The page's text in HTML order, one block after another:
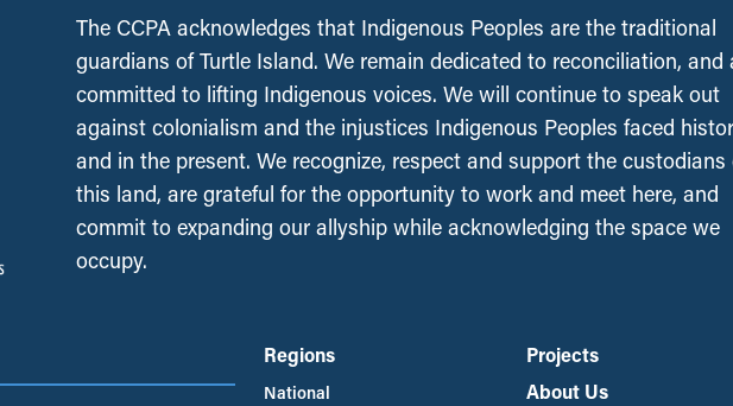
The CCPA acknowledges that Indigenous Peoples are the traditional
guardians of Turtle Island. We remain dedicated to reconciliation, and
committed to lifting Indigenous voices. We will continue to speak out
against colonialism and the injustices Indigenous Peoples faced
and in the present. We recognize, respect and support the custodians
this land, are grateful for the opportunity to work and meet here, and
commit to expanding our allyship while acknowledging the space we
occupy.
Regions
National
Projects
About Us